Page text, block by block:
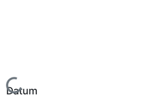
Lade...
Datum